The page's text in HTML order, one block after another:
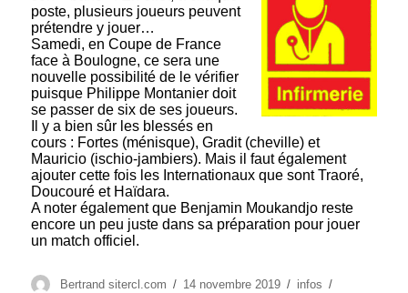
poste, plusieurs joueurs peuvent
prétendre y jouer…
Samedi, en Coupe de France
face à Boulogne, ce sera une
nouvelle possibilité de le vérifier
puisque Philippe Montanier doit
se passer de six de ses joueurs.
Il y a bien sûr les blessés en
cours : Fortes (ménisque), Gradit (cheville) et
Mauricio (ischio-jambiers). Mais il faut également
ajouter cette fois les Internationaux que sont Traoré,
Doucouré et Haïdara.
A noter également que Benjamin Moukandjo reste
encore un peu juste dans sa préparation pour jouer
un match officiel.
Auteur
Bertrand sitercl.com
Publié
14 novembre 2019 Catégories
infos